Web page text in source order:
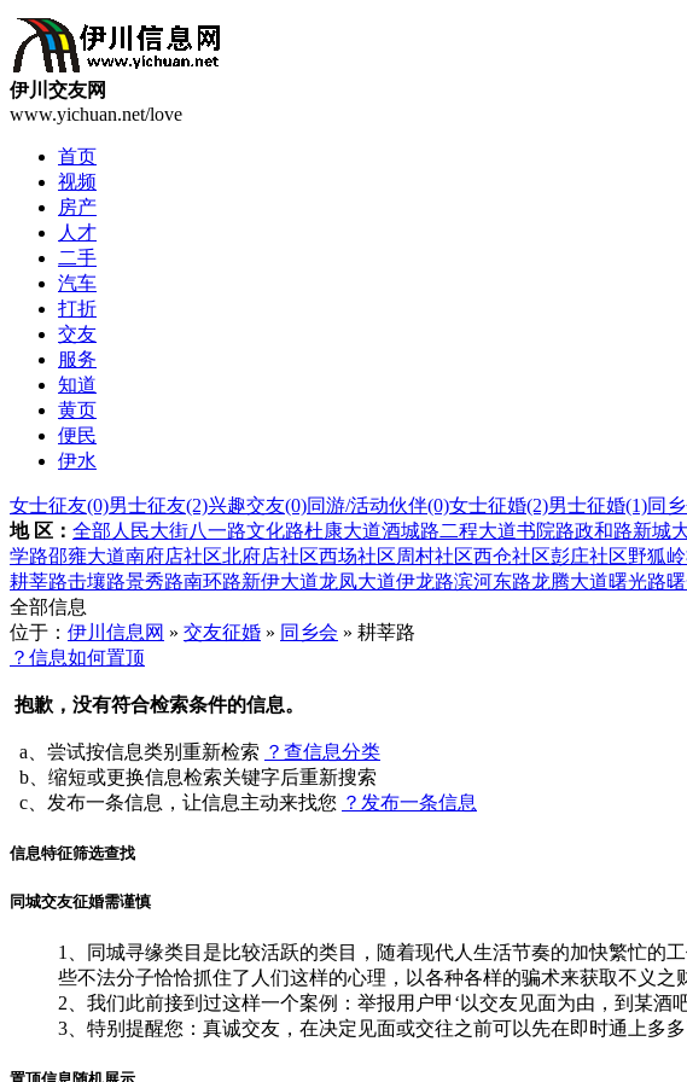
伊川交友网
www.yichuan.net/love
首页
视频
房产
人才
二手
汽车
打折
交友
服务
知道
黄页
便民
伊水
女士征友(0)男士征友(2)兴趣交友(0)同游/活动伙伴(0)女士征婚(2)男士征婚(1)同
地 区： 全部 人民大街八一路文化路杜康大道酒城路二程大道书院路政和路新城
学路邵雍大道南府店社区北府店社区西场社区周村社区西仓社区彭庄社区野狐
耕莘路击壤路景秀路南环路新伊大道龙凤大道伊龙路滨河东路龙腾大道曙光路
全部信息
位于： 伊川信息网 » 交友征婚 » 同乡会 » 耕莘路
？信息如何置顶
抱歉，没有符合检索条件的信息。
a、尝试按信息类别重新检索 ？查信息分类
b、缩短或更换信息检索关键字后重新搜索
c、发布一条信息，让信息主动来找您 ？发布一条信息
信息特征筛选查找
同城交友征婚需谨慎
1、同城寻缘类目是比较活跃的类目，随着现代人生活节奏的加快繁忙的
些不法分子恰恰抓住了人们这样的心理，以各种各样的骗术来获取不义之
2、我们此前接到过这样一个案例：举报用户甲‘以交友见面为由，到某
3、特别提醒您：真诚交友，在决定见面或交往之前可以先在即时通上多